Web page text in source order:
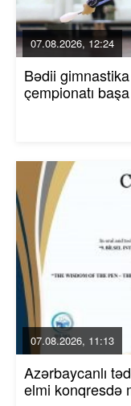
07.08.2026, 12:24
Bədii
çempionatı
07.08.2026, 11:13
Azərbaycanlı
elmi konqresdə